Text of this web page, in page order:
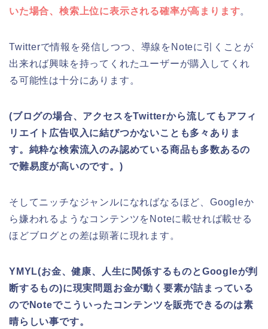
いた場合、検索上位に表示される確率が高まります。
Twitterで情報を発信しつつ、導線をNoteに引くことが
出来れば興味を持ってくれたユーザーが購入してくれ
る可能性は十分にあります。
(ブログの場合、アクセスをTwitterから流してもアフィ
リエイト広告収入に結びつかないことも多々ありま
す。純粋な検索流入のみ認めている商品も多数あるの
で難易度が高いのです。)
そしてニッチなジャンルになればなるほど、Googleか
ら嫌われるようなコンテンツをNoteに載せれば載せる
ほどブログとの差は顕著に現れます。
YMYL(お金、健康、人生に関係するものとGoogleが判
断するもの)に現実問題お金が動く要素が詰まっている
のでNoteでこういったコンテンツを販売できるのは素
晴らしい事です。